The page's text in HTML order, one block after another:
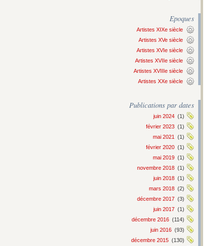
Epoques
Artistes XIXe siècle
Artistes XVe siècle
Artistes XVIe siècle
Artistes XVIIe siècle
Artistes XVIIIe siècle
Artistes XXe siècle
Publications par dates
juin 2024 (1)
février 2023 (1)
mai 2021
(1)
février 2020 (1)
mai 2019 (1)
novembre 2018 (1)
juin 2018 (1)
mars 2018 (2)
décembre 2017 (3)
juin 2017 (1)
décembre 2016 (114)
juin 2016 (93)
décembre 2015 (130)